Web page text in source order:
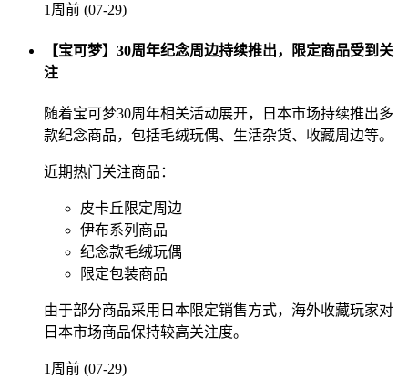
1周前 (07-29)
【宝可梦】30周年纪念周边持续推出，限定商品受到关
注
随着宝可梦30周年相关活动展开，日本市场持续推出多
款纪念商品，包括毛绒玩偶、生活杂货、收藏周边等。
近期热门关注商品：
皮卡丘限定周边
伊布系列商品
纪念款毛绒玩偶
限定包装商品
由于部分商品采用日本限定销售方式，海外收藏玩家对
日本市场商品保持较高关注度。
1周前 (07-29)